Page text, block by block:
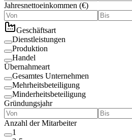
Jahresnettoeinkommen (€)
Geschäftsart
Dienstleistungen
Produktion
Handel
Übernahmeart
Gesamtes Unternehmen
Mehrheitsbeteiligung
Minderheitsbeteiligung
Gründungsjahr
Anzahl der Mitarbeiter
1